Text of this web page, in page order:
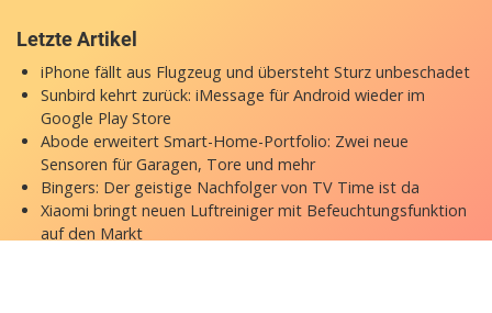
Letzte Artikel
iPhone fällt aus Flugzeug und übersteht Sturz unbeschadet
Sunbird kehrt zurück: iMessage für Android wieder im
Google Play Store
Abode erweitert Smart-Home-Portfolio: Zwei neue
Sensoren für Garagen, Tore und mehr
Bingers: Der geistige Nachfolger von TV Time ist da
Xiaomi bringt neuen Luftreiniger mit Befeuchtungsfunktion
auf den Markt